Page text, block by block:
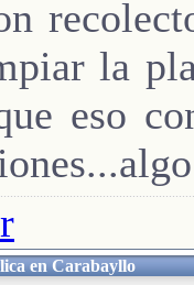
la
eso
en Carabayllo